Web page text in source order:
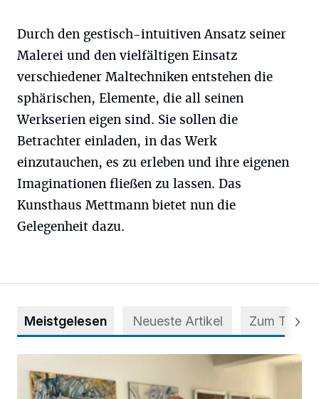
Durch den gestisch-intuitiven Ansatz seiner
Malerei und den vielfältigen Einsatz
verschiedener Maltechniken entstehen die
sphärischen, Elemente, die all seinen
Werkserien eigen sind. Sie sollen die
Betrachter einladen, in das Werk
einzutauchen, es zu erleben und ihre eigenen
Imaginationen fließen zu lassen. Das
Kunsthaus Mettmann bietet nun die
Gelegenheit dazu.
Meistgelesen Neueste Artikel Zum Thema